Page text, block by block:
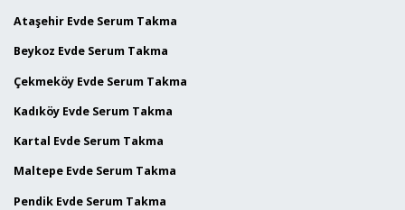
Ataşehir Evde Serum Takma
Beykoz Evde Serum Takma
Çekmeköy Evde Serum Takma
Kadıköy Evde Serum Takma
Kartal Evde Serum Takma
Maltepe Evde Serum Takma
Pendik Evde Serum Takma